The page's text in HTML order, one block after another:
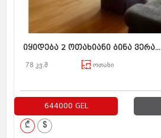
იყიდება 2 ოთახიანი ბინა ვერა...
78 კვ.მ ოთახი
644000 GEL
₾ $